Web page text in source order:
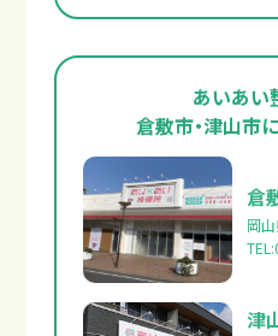
あいあい
倉敷市・津山市
倉
岡
津